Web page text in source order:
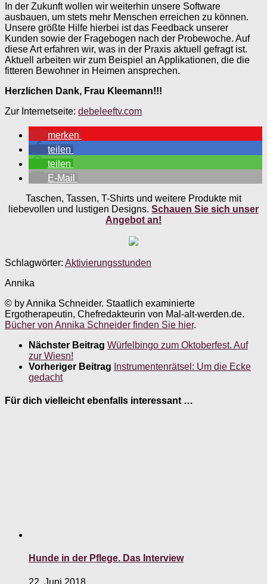
In der Zukunft wollen wir weiterhin unsere Software
ausbauen, um stets mehr Menschen erreichen zu können.
Unsere größte Hilfe hierbei ist das Feedback unserer
Kunden sowie der Fragebogen nach der Probewoche. Auf
diese Art erfahren wir, was in der Praxis aktuell gefragt ist.
Aktuell arbeiten wir zum Beispiel an Applikationen, die die
fitteren Bewohner in Heimen ansprechen.
Herzlichen Dank, Frau Kleemann!!!
Zur Internetseite: debeleeftv.com
merken
teilen
teilen
E-Mail
Taschen, Tassen, T-Shirts und weitere Produkte mit
liebevollen und lustigen Designs. Schauen Sie sich unser
Angebot an!
Schlagwörter: Aktivierungsstunden
Annika
© by Annika Schneider. Staatlich examinierte
Ergotherapeutin, Chefredakteurin von Mal-alt-werden.de.
Bücher von Annika Schneider finden Sie hier.
Nächster Beitrag Würfelbingo zum Oktoberfest. Auf
zur Wiesn!
Vorheriger Beitrag Instrumentenrätsel: Um die Ecke
gedacht
Für dich vielleicht ebenfalls interessant …
Hunde in der Pflege. Das Interview
22. Juni 2018